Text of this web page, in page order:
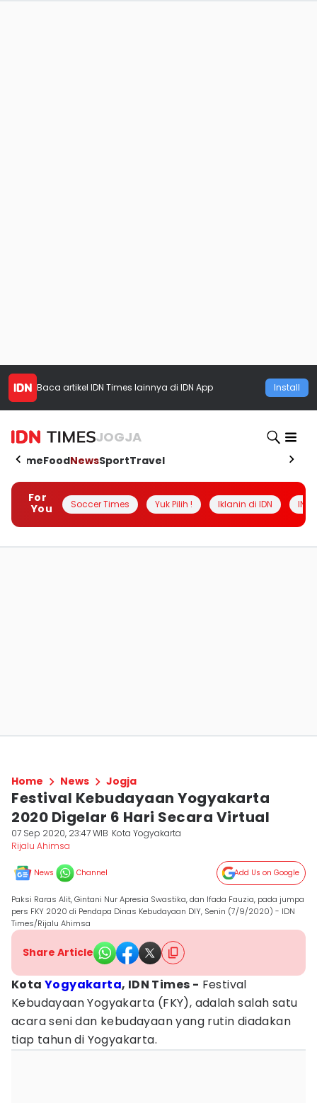
Baca artikel IDN Times lainnya di IDN App Install
JOGJA
HomeFoodNewsSportTravel
For
You
Soccer Times Yuk Pilih ! Iklanin di IDN
Home News Jogja
Festival Kebudayaan Yogyakarta
2020 Digelar 6 Hari Secara Virtual
07 Sep 2020, 23:47 WIB Kota Yogyakarta
Rijalu Ahimsa
News Channel Add Us on Google
Paksi Raras Alit, Gintani Nur Apresia Swastika, dan Ifada Fauzia, pada jumpa
pers FKY 2020 di Pendapa Dinas Kebudayaan DIY, Senin (7/9/2020) - IDN
Times/Rijalu Ahimsa
Share Article
Kota Yogyakarta, IDN Times - Festival
Kebudayaan Yogyakarta (FKY), adalah salah satu
acara seni dan kebudayaan yang rutin diadakan
tiap tahun di Yogyakarta.